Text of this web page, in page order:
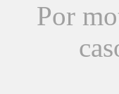
Por